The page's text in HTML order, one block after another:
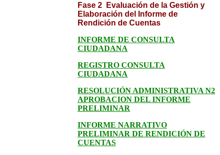
Fase 2 Evaluación de la Gestión y
Elaboración del Informe de
Rendición de Cuentas
INFORME DE CONSULTA
CIUDADANA
REGISTRO CONSULTA
CIUDADANA
RESOLUCIÓN ADMINISTRATIVA N2
APROBACION DEL INFORME
PRELIMINAR
INFORME NARRATIVO
PRELIMINAR DE RENDICIÓN DE
CUENTAS